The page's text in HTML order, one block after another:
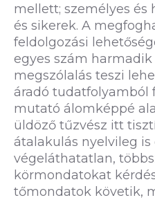
mellett; személyes és
és sikerek. A
feldolgozási
egyes szám
megszólalás teszi
áradó tudatfolyamból
mutató álomképpé
üldöző tűzvész itt
átalakulás nyelvileg is
végeláthatatlan,
körmondatokat
tőmondatok követik,